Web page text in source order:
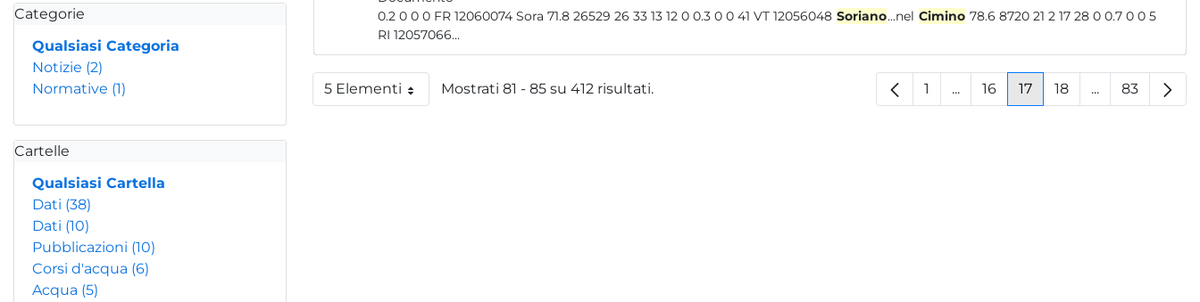
Categorie
Qualsiasi Categoria
Notizie (2)
Normative (1)
Cartelle
Qualsiasi Cartella
Dati (38)
Dati (10)
Pubblicazioni (10)
Corsi d'acqua (6)
Acqua (5)
0.2 0 0 0 FR 12060074 Sora 71.8 26529 26 33 13 12 0 0.3 0 0 41 VT 12056048 Soriano...nel Cimino 78.6 8720 21 2 17 28 0 0.7 0 0 5
RI 12057066...
5 ElementiPer paginaMostrati 81 - 85 su 412 risultati. Pagina
1 ...Pagine intermedie
Pagina
16 Pagina
17 Pagina
18 ...PaginePagina
83